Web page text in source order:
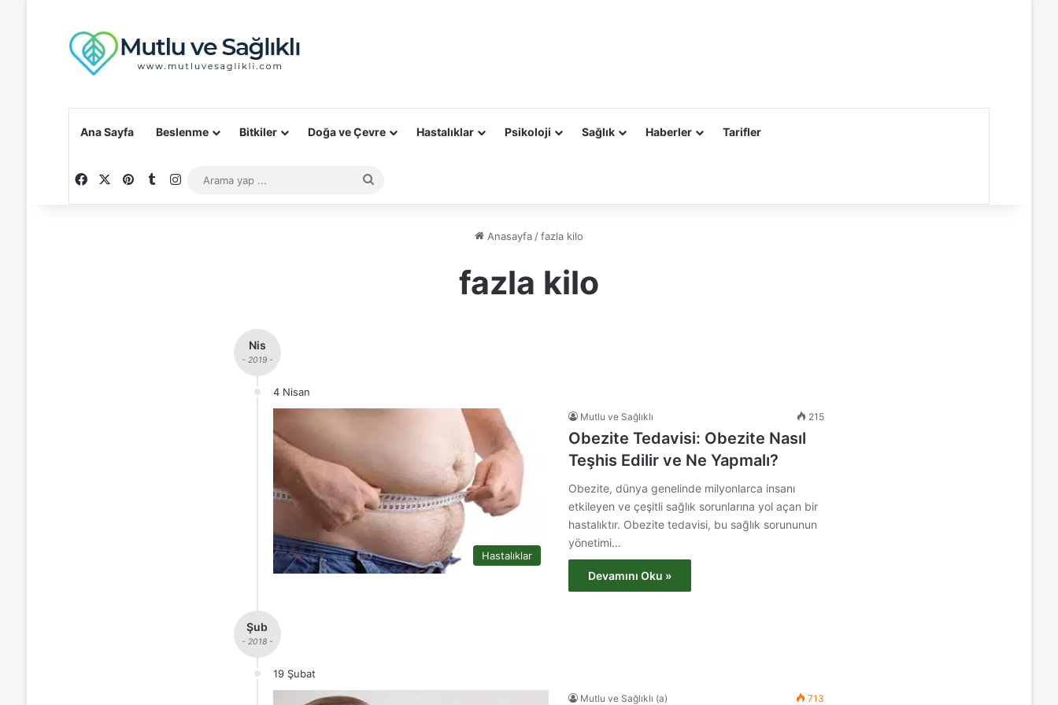
Ana Sayfa Beslenme Bitkiler Doğa ve Çevre Hastalıklar Psikoloji Sağlık Haberler Tarifler
FacebookPinterest
TumblrInstagram
yap
Anasayfa /fazla kilo
fazla kilo
Nis
- 2019 -
4 Nisan
Hastalıklar
Mutlu ve Sağlıklı 215
Obezite Tedavisi: Obezite Nasıl
Teşhis Edilir ve Ne Yapmalı?
Obezite, dünya genelinde milyonlarca insanı
etkileyen ve çeşitli sağlık sorunlarına yol açan bir
hastalıktır. Obezite tedavisi, bu sağlık sorununun
yönetimi…
Devamını Oku »
Şub
- 2018 -
19 Şubat
Mutlu ve Sağlıklı (a) 713